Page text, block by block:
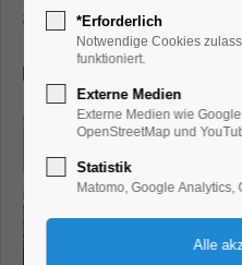
Schiffrundfahrt
*Erforderlich
Notwendige Cookies
funktioniert.
Externe Medien
Externe Medien wie
OpenStreetMap und
Statistik
Matomo, Google Analytics,